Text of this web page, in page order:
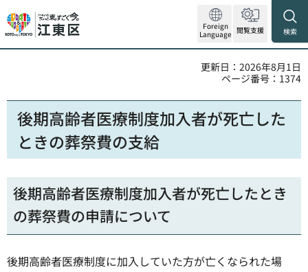
Foreign
Language 閲覧支援 検索
更新日：2026年8月1日
ページ番号：1374
後期高齢者医療制度加入者が死亡した
ときの葬祭費の支給
後期高齢者医療制度加入者が死亡したとき
の葬祭費の申請について
後期高齢者医療制度に加入していた方が亡くなられた場